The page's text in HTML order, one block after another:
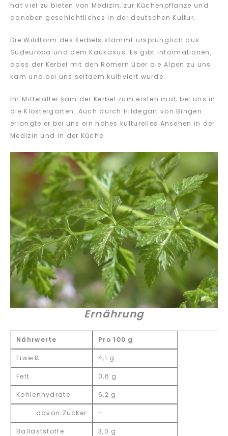
hat viel zu bieten von Medizin, zur Küchenpflanze und
daneben geschichtliches in der deutschen Kultur.
Die Wildform des Kerbels stammt ursprünglich aus
Südeuropa und dem Kaukasus. Es gibt Informationen,
dass der Kerbel mit den Römern über die Alpen zu uns
kam und bei uns seitdem kultiviert wurde.
Im Mittelalter kam der Kerbel zum ersten mal, bei uns in
die Klostergärten. Auch durch Hildegart von Bingen
erlangte er bei uns ein hohes kulturelles Ansehen in der
Medizin und in der Küche.
Ernährung
Nährwerte Pro 100 g
Eiweiß 4,1 g
Fett 0,6 g
Kohlenhydrate 6,2 g
davon Zucker –
Ballaststoffe 3,0 g